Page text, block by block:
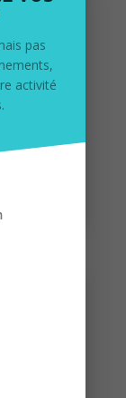
des
en
sur
les
pas
activité